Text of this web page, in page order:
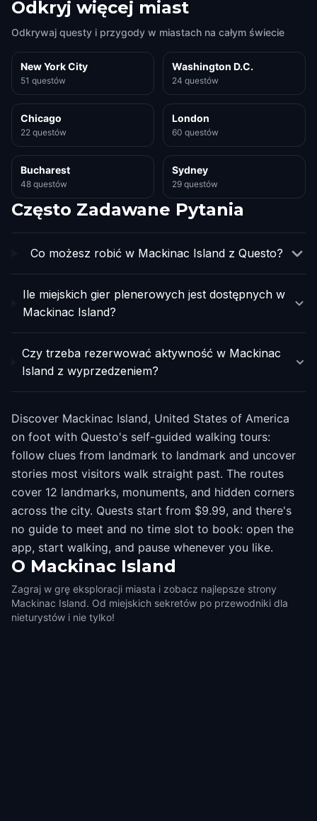
Odkryj więcej miast
Odkrywaj questy i przygody w miastach na całym świecie
New York City
51 questów
Washington D.C.
24 questów
Chicago
22 questów
London
60 questów
Bucharest
48 questów
Sydney
29 questów
Często Zadawane Pytania
Co możesz robić w Mackinac Island z Questo?
Ile miejskich gier plenerowych jest dostępnych w
Mackinac Island?
Czy trzeba rezerwować aktywność w Mackinac
Island z wyprzedzeniem?
Discover Mackinac Island, United States of America
on foot with Questo's self-guided walking tours:
follow clues from landmark to landmark and uncover
stories most visitors walk straight past. The routes
cover 12 landmarks, monuments, and hidden corners
across the city. Quests start from $9.99, and there's
no guide to meet and no time slot to book: open the
app, start walking, and pause whenever you like.
O Mackinac Island
Zagraj w grę eksploracji miasta i zobacz najlepsze strony
Mackinac Island. Od miejskich sekretów po przewodniki dla
nieturystów i nie tylko!